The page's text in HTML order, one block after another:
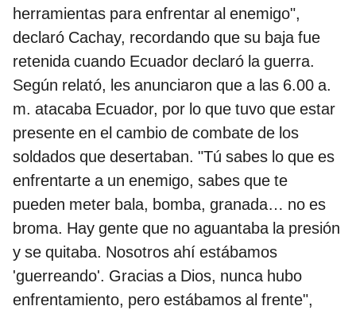
herramientas para enfrentar al enemigo",
declaró Cachay, recordando que su baja fue
retenida cuando Ecuador declaró la guerra.
Según relató, les anunciaron que a las 6.00 a.
m. atacaba Ecuador, por lo que tuvo que estar
presente en el cambio de combate de los
soldados que desertaban. "Tú sabes lo que es
enfrentarte a un enemigo, sabes que te
pueden meter bala, bomba, granada… no es
broma. Hay gente que no aguantaba la presión
y se quitaba. Nosotros ahí estábamos
'guerreando'. Gracias a Dios, nunca hubo
enfrentamiento, pero estábamos al frente",